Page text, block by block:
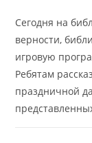
Сегодня на
верности,
игровую
Ребятам
праздничной